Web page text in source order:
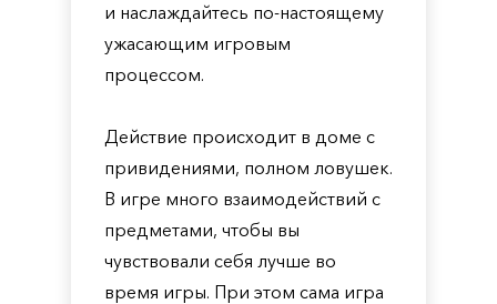
и наслаждайтесь по-настоящему
ужасающим игровым
процессом.
Действие происходит в доме с
привидениями, полном ловушек.
В игре много взаимодействий с
предметами, чтобы вы
чувствовали себя лучше во
время игры. При этом сама игра